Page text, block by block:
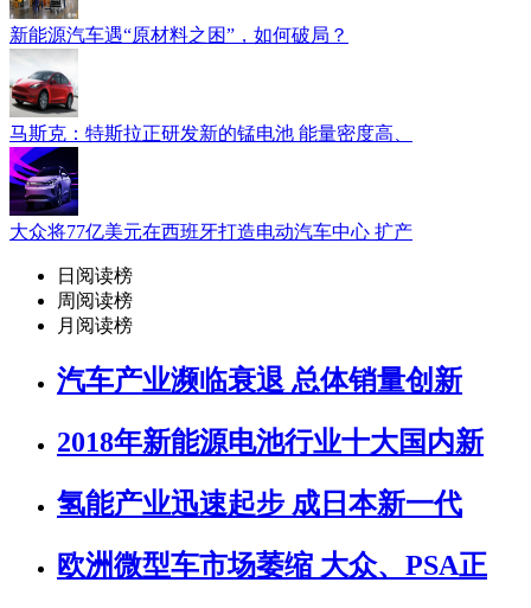
新能源汽车遇“原材料之困”，如何破局？
马斯克：特斯拉正研发新的锰电池 能量密度高、
大众将77亿美元在西班牙打造电动汽车中心 扩产
日阅读榜
周阅读榜
月阅读榜
汽车产业濒临衰退 总体销量创新
2018年新能源电池行业十大国内新
氢能产业迅速起步 成日本新一代
欧洲微型车市场萎缩 大众、PSA正